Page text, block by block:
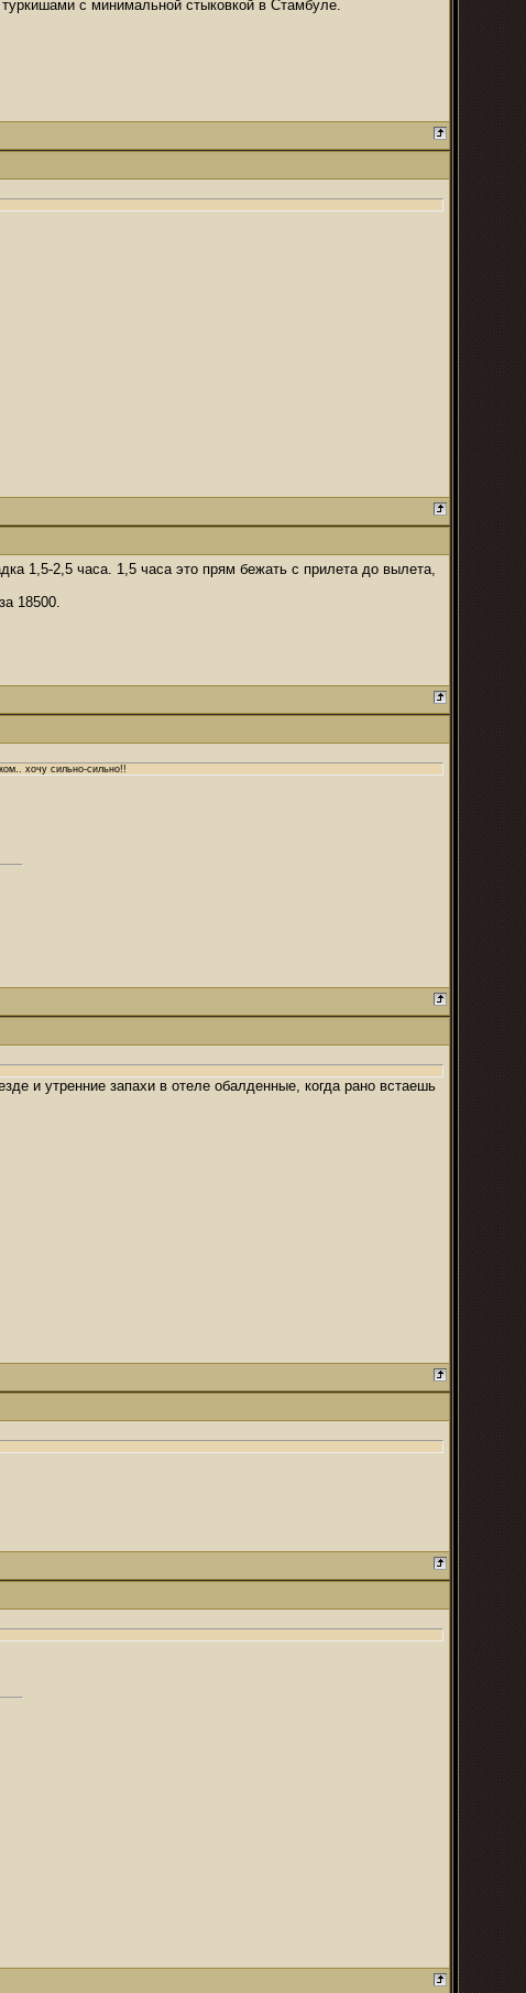
с минимальной стыковкой в Стамбуле.
1,5-2,5 часа. 1,5 часа это прям бежать с прилета до вылета,
18500.
хочу сильно-сильно!!
и утренние запахи в отеле обалденные, когда рано встаешь